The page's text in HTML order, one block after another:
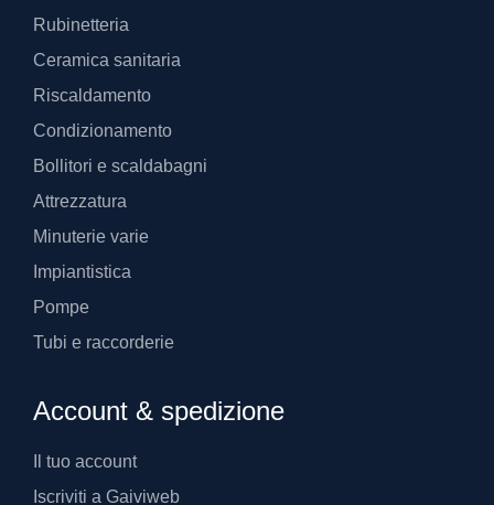
Rubinetteria
Ceramica sanitaria
Riscaldamento
Condizionamento
Bollitori e scaldabagni
Attrezzatura
Minuterie varie
Impiantistica
Pompe
Tubi e raccorderie
Account & spedizione
Il tuo account
Iscriviti a Gaiviweb